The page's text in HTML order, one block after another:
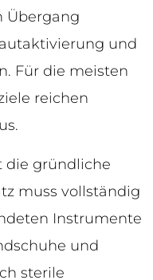
Übergang
und
Für die meisten
reichen
die gründliche
muss vollständig
Instrumente
und
sterile